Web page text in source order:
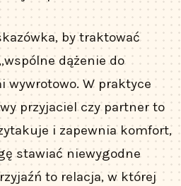
by traktować
dążenie do
wywrotowo. W praktyce
przyjaciel czy partner to
i zapewnia komfort,
stawiać niewygodne
to relacja, w której